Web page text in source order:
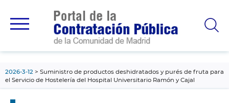
principal
2026-3-12
Suministro de productos deshidratados y purés de fruta para
el Servicio de Hostelería del Hospital Universitario Ramón y Cajal